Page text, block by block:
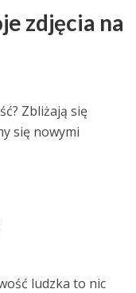
zdjęcia na
Zbliżają się
się nowymi
ludzka to nic